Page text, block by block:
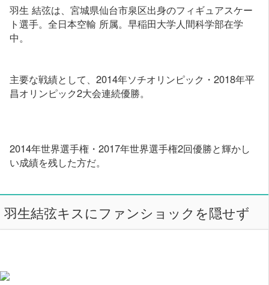
羽生 結弦は、宮城県仙台市泉区出身のフィギュアスケー
ト選手。全日本空輸 所属。早稲田大学人間科学部在学
中。
主要な戦績として、2014年ソチオリンピック・2018年平
昌オリンピック2大会連続優勝。
2014年世界選手権・2017年世界選手権2回優勝と輝かし
い成績を残した方だ。
羽生結弦キスにファンショックを隠せず